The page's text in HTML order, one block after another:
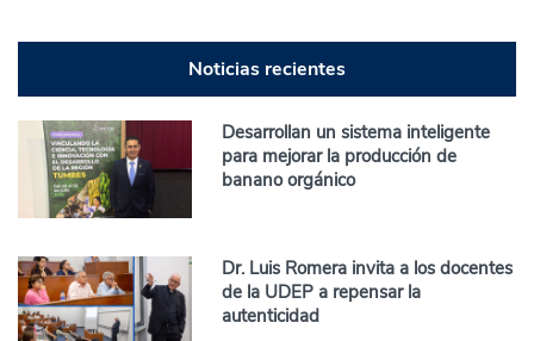
Noticias recientes
Desarrollan un sistema inteligente
para mejorar la producción de
banano orgánico
Dr. Luis Romera invita a los docentes
de la UDEP a repensar la
autenticidad